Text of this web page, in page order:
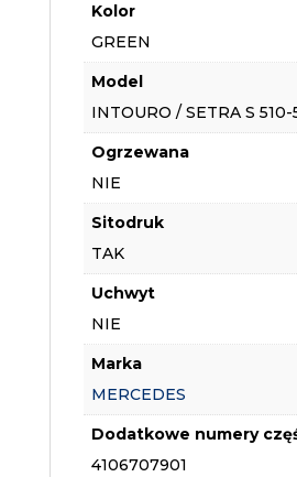
Kolor
GREEN
Model
INTOURO / SETRA S
Ogrzewana
NIE
Sitodruk
TAK
Uchwyt
NIE
Marka
MERCEDES
Dodatkowe numery
4106707901